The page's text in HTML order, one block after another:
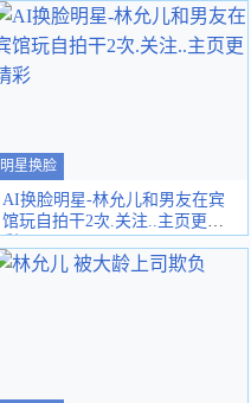
明星换脸
AI换脸明星-林允儿和男友在宾
馆玩自拍干2次.关注..主页更精